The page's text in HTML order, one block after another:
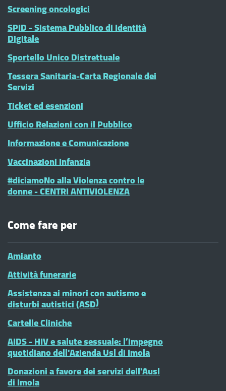
Screening oncologici
SPID - Sistema Pubblico di Identità
Digitale
Sportello Unico Distrettuale
Tessera Sanitaria-Carta Regionale dei
Servizi
Ticket ed esenzioni
Ufficio Relazioni con il Pubblico
Informazione e Comunicazione
Vaccinazioni Infanzia
#diciamoNo alla Violenza contro le
donne - CENTRI ANTIVIOLENZA
Come fare per
Amianto
Attività funerarie
Assistenza ai minori con autismo e
disturbi autistici (ASD)
Cartelle Cliniche
AIDS - HIV e salute sessuale: l’impegno
quotidiano dell'Azienda Usl di Imola
Donazioni a favore dei servizi dell'Ausl
di Imola